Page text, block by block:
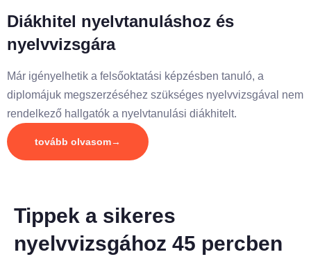
Diákhitel nyelvtanuláshoz és
nyelvvizsgára
Már igényelhetik a felsőoktatási képzésben tanuló, a
diplomájuk megszerzéséhez szükséges nyelvvizsgával nem
rendelkező hallgatók a nyelvtanulási diákhitelt.
tovább olvasom→
Tippek a sikeres
nyelvvizsgához 45 percben